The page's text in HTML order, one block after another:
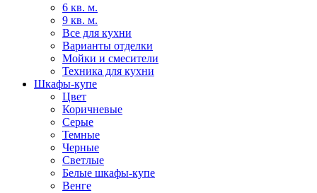
6 кв. м.
9 кв. м.
Все для кухни
Варианты отделки
Мойки и смесители
Техника для кухни
Шкафы-купе
Цвет
Коричневые
Серые
Темные
Черные
Светлые
Белые шкафы-купе
Венге